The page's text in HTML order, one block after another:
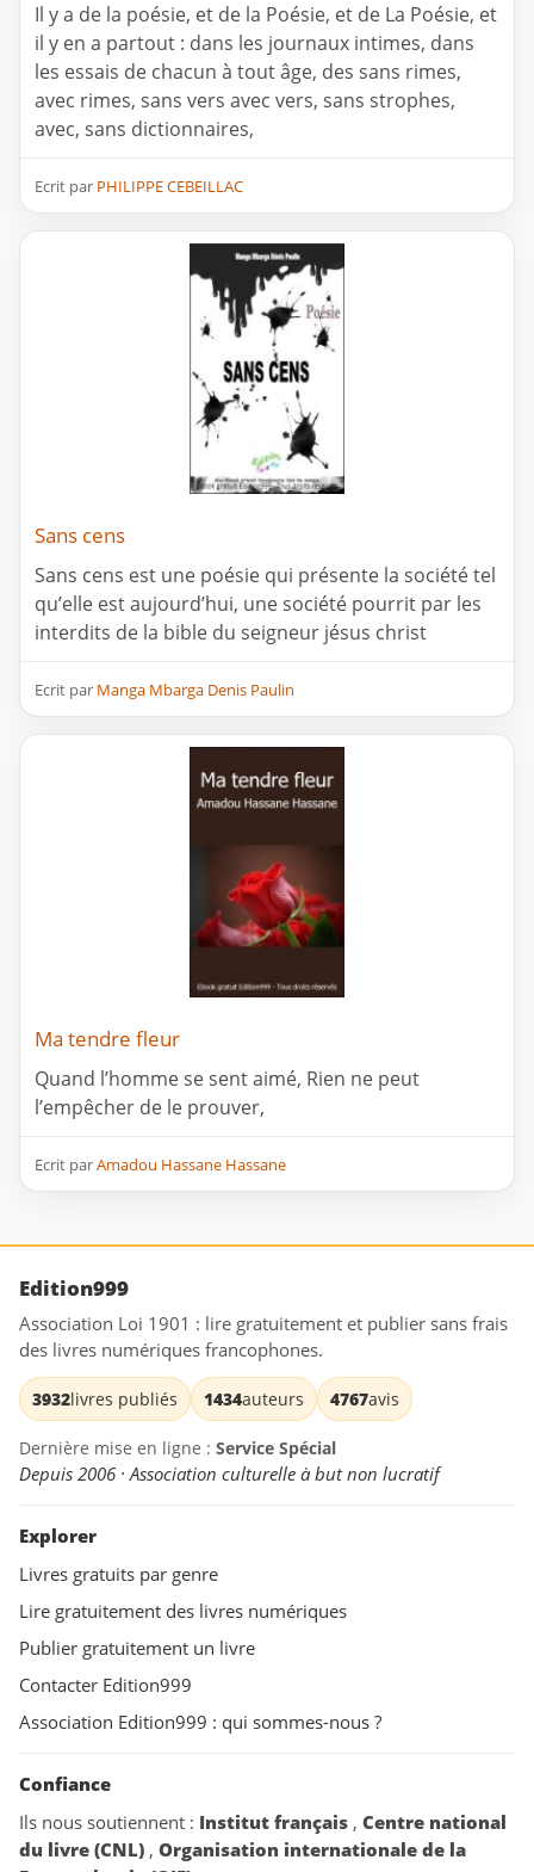
Il y a de la poésie, et de la Poésie, et de La Poésie, et
il y en a partout : dans les journaux intimes, dans
les essais de chacun à tout âge, des sans rimes,
avec rimes, sans vers avec vers, sans strophes,
avec, sans dictionnaires,
Ecrit par PHILIPPE CEBEILLAC
Sans cens
Sans cens est une poésie qui présente la société tel
qu’elle est aujourd’hui, une société pourrit par les
interdits de la bible du seigneur jésus christ
Ecrit par Manga Mbarga Denis Paulin
Ma tendre fleur
Quand l’homme se sent aimé, Rien ne peut
l’empêcher de le prouver,
Ecrit parAmadou Hassane Hassane
Edition999
Association Loi 1901 : lire gratuitement et publier sans frais
des livres numériques francophones.
3932livres publiés 1434auteurs 4767avis
Dernière mise en ligne : Service Spécial
Depuis 2006 · Association culturelle à but non lucratif
Explorer
Livres gratuits par genre
Lire gratuitement des livres numériques
Publier gratuitement un livre
Contacter Edition999
Association Edition999 : qui sommes-nous ?
Confiance
Ils nous soutiennent : Institut français , Centre national
du livre (CNL) , Organisation internationale de la